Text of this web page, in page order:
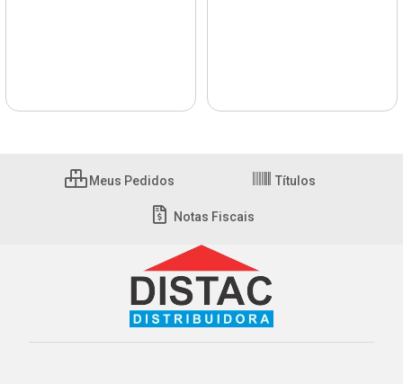
Meus Pedidos Títulos
Notas Fiscais